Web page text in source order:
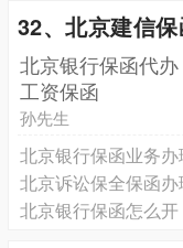
32、北京建信
北京银行保函代
工资保函
孙先生
北京银行保函业务
北京诉讼保全保函
北京银行保函怎么